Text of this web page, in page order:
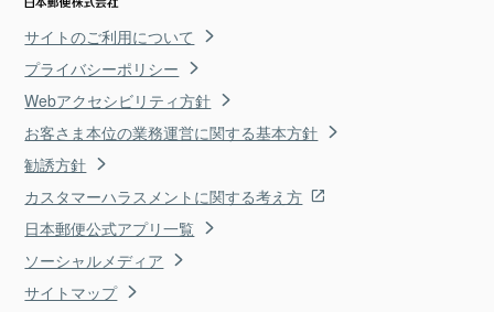
サイトのご利用について
プライバシーポリシー
Webアクセシビリティ方針
お客さま本位の業務運営に関する基本方針
勧誘方針
カスタマーハラスメントに関する考え方
日本郵便公式アプリ一覧
ソーシャルメディア
サイトマップ